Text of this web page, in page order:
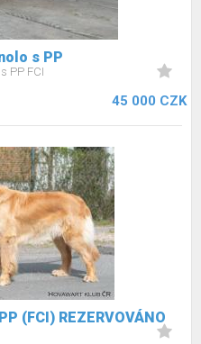
s PP
s PP FCI
45 000 CZK
(FCI) REZERVOVÁNO